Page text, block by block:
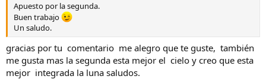
Apuesto por la segunda.
Buen trabajo
Un saludo.
gracias por tu comentario me alegro que te guste, también
me gusta mas la segunda esta mejor el cielo y creo que esta
mejor integrada la luna saludos.